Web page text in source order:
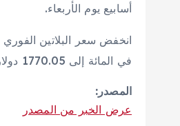
أسابيع يوم الأربعاء.
في المائة إلى 1770.05 دولار. وكان كلا المعدنين قد سجلا أعلى مستوياتهما في ثلاثة أسابيع خلال الجلسة السابقة.
المصدر:
عرض الخبر من المصدر